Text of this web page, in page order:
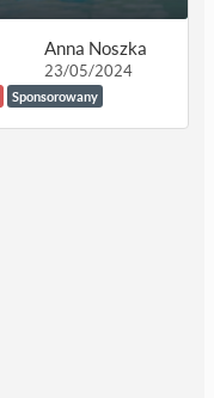
Anna Noszka
23/05/2024
Sponsorowany